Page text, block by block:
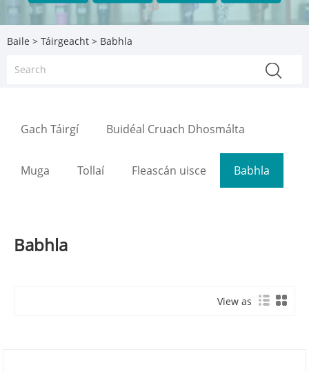
Baile > Táirgeacht > Babhla
Gach Táirgí Buidéal Cruach Dhosmálta
Muga Tollaí Fleascán uisce Babhla
Babhla
View as